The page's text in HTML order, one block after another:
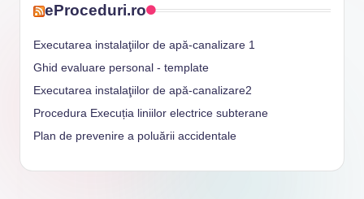
eProceduri.ro
Executarea instalaţiilor de apă-canalizare 1
Ghid evaluare personal - template
Executarea instalaţiilor de apă-canalizare2
Procedura Execuția liniilor electrice subterane
Plan de prevenire a poluării accidentale